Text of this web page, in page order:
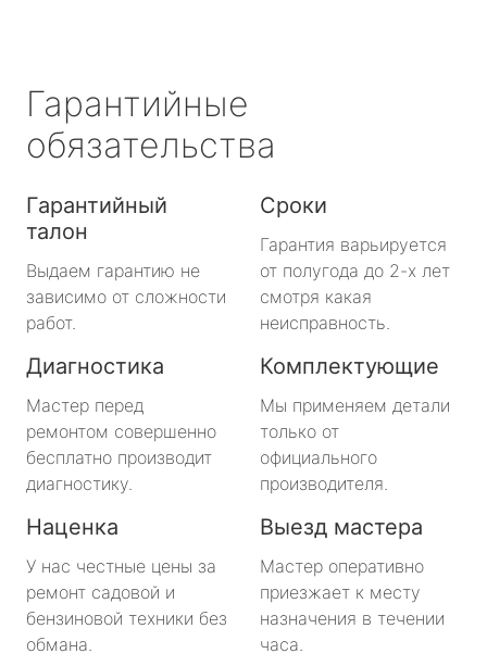
Гарантийные
обязательства
Гарантийный
талон
Выдаем гарантию не
зависимо от сложности
работ.
Сроки
Гарантия варьируется
от полугода до 2-х лет
смотря какая
неисправность.
Диагностика
Мастер перед
ремонтом совершенно
бесплатно производит
диагностику.
Комплектующие
Мы применяем детали
только от
официального
производителя.
Наценка
У нас честные цены за
ремонт садовой и
бензиновой техники без
обмана.
Выезд мастера
Мастер оперативно
приезжает к месту
назначения в течении
часа.